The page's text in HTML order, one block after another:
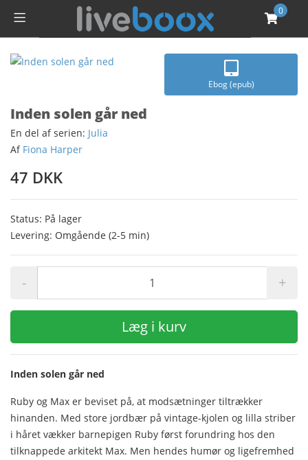
0
Ebog (epub)
Inden solen går ned
En del af serien: Julia
Af Fiona Harper
47 DKK
Status: På lager
Levering: Omgående (2-5 min)
- +
Læg i kurv
Inden solen går ned
Ruby og Max er beviset på, at modsætninger tiltrækker
hinanden. Med store jordbær på vintage-kjolen og lilla striber
i håret vækker barnepigen Ruby først forundring hos den
tilknappede arkitekt Max. Men hendes humør og ligefremhed